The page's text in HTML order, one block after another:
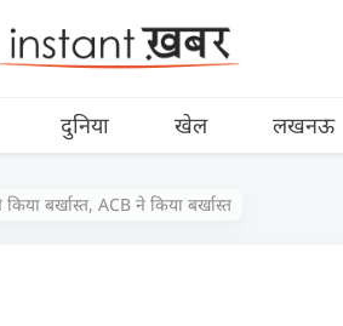
दुनिया खेल लखनऊ
बर्खास्त, ACB ने किया बर्खास्त